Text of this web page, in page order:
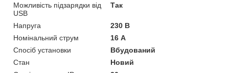
Можливість підзарядки від
USB
Так
Напруга
230 В
Номінальний струм
16 А
Спосіб установки
Вбудований
Стан
Новий